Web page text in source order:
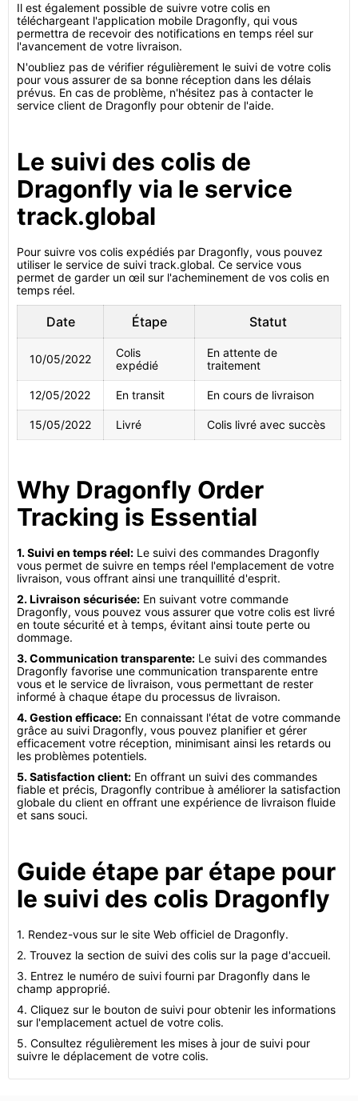
Il est également possible de suivre votre colis en
téléchargeant l'application mobile Dragonfly, qui vous
permettra de recevoir des notifications en temps réel sur
l'avancement de votre livraison.
N'oubliez pas de vérifier régulièrement le suivi de votre colis
pour vous assurer de sa bonne réception dans les délais
prévus. En cas de problème, n'hésitez pas à contacter le
service client de Dragonfly pour obtenir de l'aide.
Le suivi des colis de
Dragonfly via le service
track.global
Pour suivre vos colis expédiés par Dragonfly, vous pouvez
utiliser le service de suivi track.global. Ce service vous
permet de garder un œil sur l'acheminement de vos colis en
temps réel.
Date Étape Statut
10/05/2022
Colis
expédié
En attente de
traitement
12/05/2022 En transit En cours de livraison
15/05/2022 Livré Colis livré avec succès
Why Dragonfly Order
Tracking is Essential
1. Suivi en temps réel: Le suivi des commandes Dragonfly
vous permet de suivre en temps réel l'emplacement de votre
livraison, vous offrant ainsi une tranquillité d'esprit.
2. Livraison sécurisée: En suivant votre commande
Dragonfly, vous pouvez vous assurer que votre colis est livré
en toute sécurité et à temps, évitant ainsi toute perte ou
dommage.
3. Communication transparente: Le suivi des commandes
Dragonfly favorise une communication transparente entre
vous et le service de livraison, vous permettant de rester
informé à chaque étape du processus de livraison.
4. Gestion efficace: En connaissant l'état de votre commande
grâce au suivi Dragonfly, vous pouvez planifier et gérer
efficacement votre réception, minimisant ainsi les retards ou
les problèmes potentiels.
5. Satisfaction client: En offrant un suivi des commandes
fiable et précis, Dragonfly contribue à améliorer la satisfaction
globale du client en offrant une expérience de livraison fluide
et sans souci.
Guide étape par étape pour
le suivi des colis Dragonfly
1. Rendez-vous sur le site Web officiel de Dragonfly.
2. Trouvez la section de suivi des colis sur la page d'accueil.
3. Entrez le numéro de suivi fourni par Dragonfly dans le
champ approprié.
4. Cliquez sur le bouton de suivi pour obtenir les informations
sur l'emplacement actuel de votre colis.
5. Consultez régulièrement les mises à jour de suivi pour
suivre le déplacement de votre colis.